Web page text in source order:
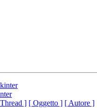
] [ Oggetto ] [ Autore ]